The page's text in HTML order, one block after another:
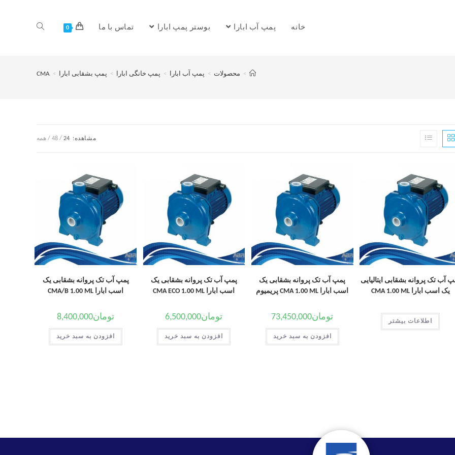
خانه پمپ آب ابارا بوستر پمپ ابارا تماس با ما 0
> محصولات > پمپ آب ابارا > پمپ خانگی ابارا > پمپ بشقابی ابارا >
CMA
مشاهده: 24
48 همه
آب تک پروانه بشقابی ایتالیایی
یک اسب ابارا CMA 1.00 ML
اطلاعات بیشتر
پمپ آب تک پروانه بشقابی یک
اسب ابارا CMA 1.00 ML پریمیوم
تومان73,450,000
افزودن به سبد خرید
پمپ آب تک پروانه بشقابی یک
اسب ابارا CMA ECO 1.00 ML
تومان6,500,000
افزودن به سبد خرید
پمپ آب تک پروانه بشقابی یک
اسب ابارا CMA/B 1.00 ML
تومان8,400,000
افزودن به سبد خرید